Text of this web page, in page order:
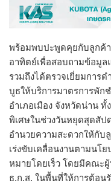
พร้อมพบปะพูดคุยกับลูกค้า
อาทิตย์เพื่อสอบถามข้อมูล
รวมถึงได้ตรวจเยี่ยมการ
บูธให้บริการมาตรการพัก
อำเภอเมือง จังหวัดน่าน
พิเศษในช่วงวันหยุดสุดสัป
อำนวยความสะดวกให้กับ
เร่งขับเคลื่อนงานตามนโ
หมายโดยเร็ว โดยมีคณะ
ธ.ก.ส. ในพื้นที่ให้การต้อน